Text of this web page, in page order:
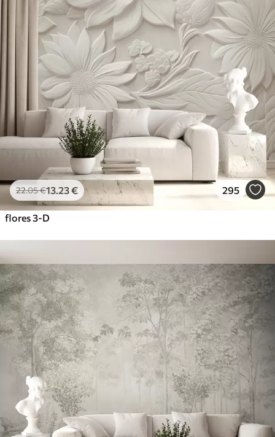
22.05€13 .23€ 295
flores 3-D